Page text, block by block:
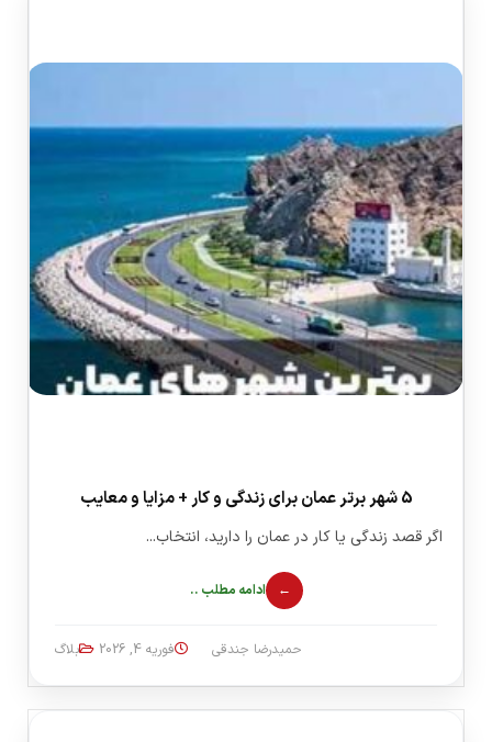
5 شهر برتر عمان برای زندگی و کار + مزایا و معایب
اگر قصد زندگی یا کار در عمان را دارید، انتخاب...
ادامه مطلب ..
حمیدرضا جندقی فوریه 4, 2026 بلاگ